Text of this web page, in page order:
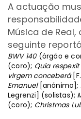
A actuação
Música de
seguinte
BWV 140(órgão e
(coro); Quia
virgem conceberá
Emanuel[anónimo];
Legrenzi] (solistas);
(coro); Christmas